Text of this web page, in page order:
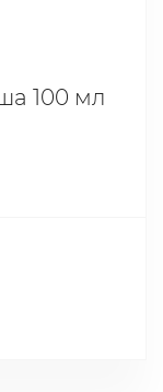
100 мл